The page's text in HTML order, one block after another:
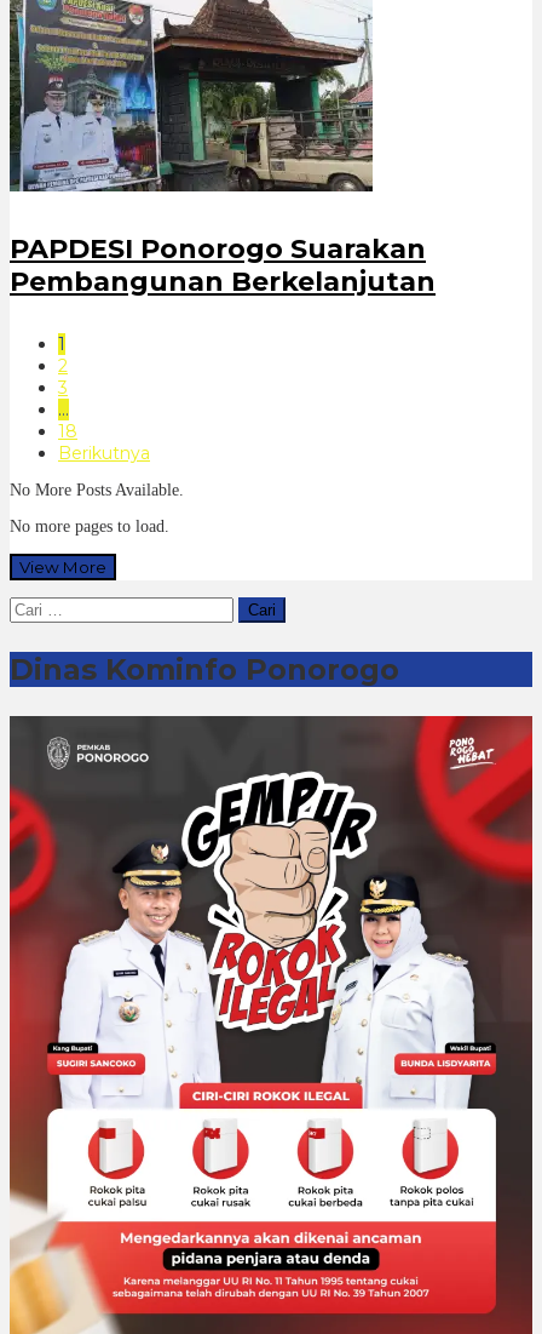
PAPDESI Ponorogo Suarakan
Pembangunan Berkelanjutan
1
2
3
…
18
Berikutnya
No More Posts Available.
No more pages to load.
View More
Cari
untuk:
Dinas Kominfo Ponorogo